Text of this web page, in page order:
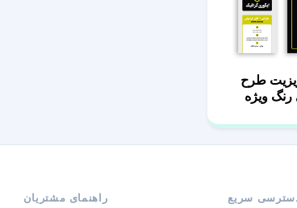
طرح
رنگ ویژه
سریع راهنمای مشتریان